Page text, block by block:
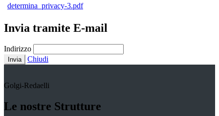
determina_privacy-3.pdf
Invia tramite E-mail
Indirizzo
Invia Chiudi
Golgi-Redaelli
Le nostre Strutture